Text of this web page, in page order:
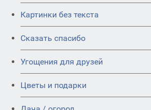
Картинки без текста
Сказать спасибо
Угощения для друзей
Цветы и подарки